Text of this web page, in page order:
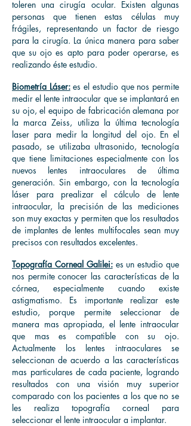
toleren una cirugía ocular. Existen algunas
personas que tienen estas células muy
frágiles, representando un factor de riesgo
para la cirugía. La única manera para saber
que su ojo es apto para poder operarse, es
realizando éste estudio.
Biometría Láser:es el estudio que nos permite
medir el lente intraocular que se implantará en
su ojo, el equipo de fabricación alemana por
la marca Zeiss, utiliza la última tecnología
laser para medir la longitud del ojo. En el
pasado, se utilizaba ultrasonido, tecnología
que tiene limitaciones especialmente con los
nuevos lentes intraoculares de última
generación. Sin embargo, con la tecnología
láser para prealizar el cálculo de lente
intraocular, la precisión de las mediciones
son muy exactas y permiten que los resultados
de implantes de lentes multifocales sean muy
precisos con resultados excelentes.
Topografía Corneal Galilei:es un estudio que
nos permite conocer las características de la
córnea, especialmente cuando existe
astigmatismo. Es importante realizar este
estudio, porque permite seleccionar de
manera mas apropiada, el lente intraocular
que mas es compatible con su ojo.
Actualmente los lentes intraoculares se
seleccionan de acuerdo a las características
mas particulares de cada paciente, logrando
resultados con una visión muy superior
comparado con los pacientes a los que no se
les realiza topografía corneal para
seleccionar el lente intraocular a implantar.